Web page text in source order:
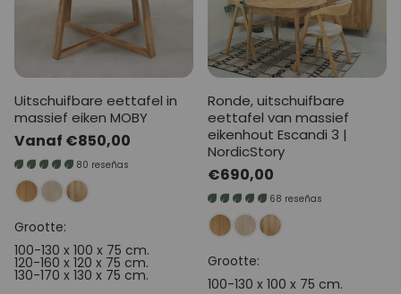
Uitschuifbare eettafel in
massief eiken MOBY
Normale
prijs
Vanaf €850,00
80 reseñas
Grootte:
100-130 x 100 x 75 cm.
120-160 x 120 x 75 cm.
130-170 x 130 x 75 cm.
Ronde, uitschuifbare
eettafel van massief
eikenhout Escandi 3 |
NordicStory
Normale
prijs
€690,00
68 reseñas
Grootte:
100-130 x 100 x 75 cm.